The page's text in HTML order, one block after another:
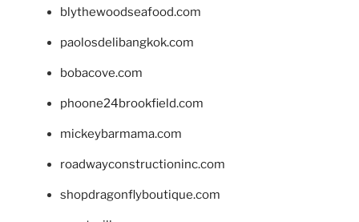
blythewoodseafood.com
paolosdelibangkok.com
bobacove.com
phoone24brookfield.com
mickeybarmama.com
roadwayconstructioninc.com
shopdragonflyboutique.com